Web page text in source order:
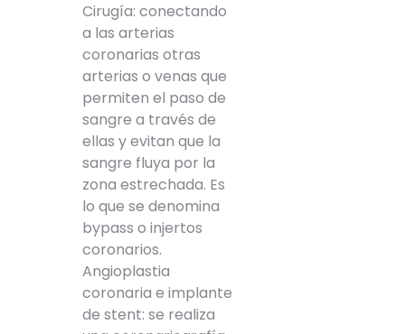
Cirugía: conectando
a las arterias
coronarias otras
arterias o venas que
permiten el paso de
sangre a través de
ellas y evitan que la
sangre fluya por la
zona estrechada. Es
lo que se denomina
bypass o injertos
coronarios.
Angioplastia
coronaria e implante
de stent: se realiza